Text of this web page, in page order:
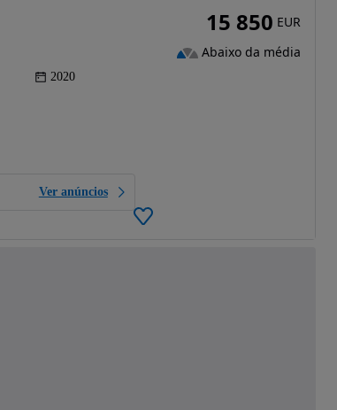
2020
Ver anúncios
15 850 EUR
Abaixo da média